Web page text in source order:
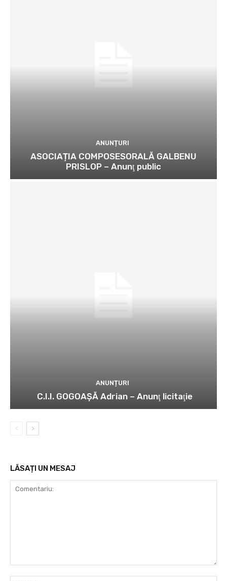
ANUNȚURI
ASOCIAȚIA COMPOSESORALĂ GALBENU
PRISLOP – Anunţ public
ANUNȚURI
C.I.I. GOGOAŞĂ Adrian – Anunţ licitaţie
LĂSAȚI UN MESAJ